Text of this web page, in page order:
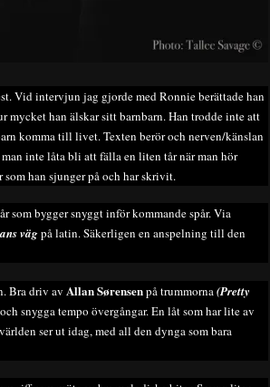
Vid intervjun jag gjorde med Ronnie berättade han
mycket han älskar sitt barnbarn. Han trodde inte att
komma till livet. Texten berör och nerven/känslan
inte låta bli att fälla en liten tår när man hör
han sjunger på och har skrivit.
som bygger snyggt inför kommande spår. Via
vägpå latin. Säkerligen en anspelning till den
Bra driv av AllanSørensenpå trummorna(Pretty
snygga tempo övergångar. En låt som har lite av
ser ut idag, med all den dynga som bara